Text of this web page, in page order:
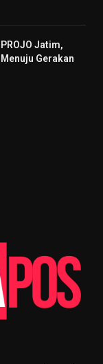
Jatim,
Gerakan